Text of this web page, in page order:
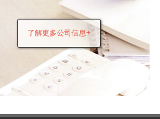
了解更多公司信息+